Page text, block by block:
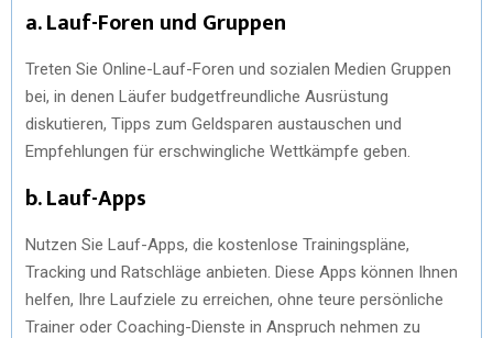
a. Lauf-Foren und Gruppen
Treten Sie Online-Lauf-Foren und sozialen Medien Gruppen
bei, in denen Läufer budgetfreundliche Ausrüstung
diskutieren, Tipps zum Geldsparen austauschen und
Empfehlungen für erschwingliche Wettkämpfe geben.
b. Lauf-Apps
Nutzen Sie Lauf-Apps, die kostenlose Trainingspläne,
Tracking und Ratschläge anbieten. Diese Apps können Ihnen
helfen, Ihre Laufziele zu erreichen, ohne teure persönliche
Trainer oder Coaching-Dienste in Anspruch nehmen zu